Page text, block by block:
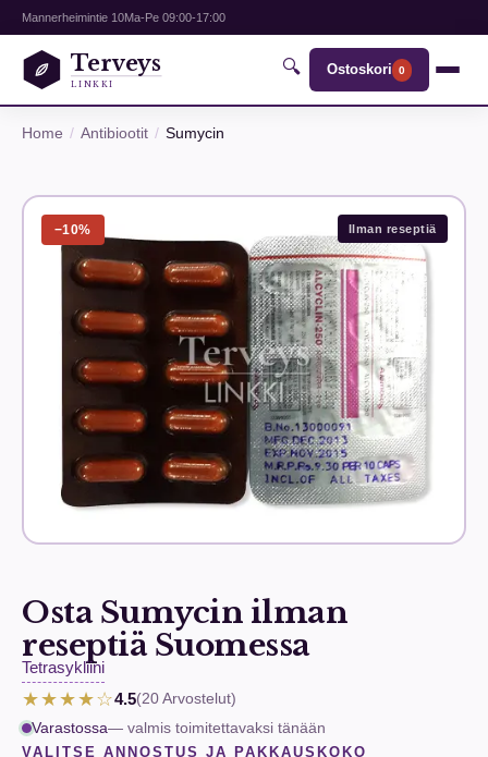
Mannerheimintie 10Ma-Pe 09:00-17:00
Terveys
LINKKI
🔍 Ostoskori 0
Home Antibiootit Sumycin
−10% Ilman reseptiä
Osta Sumycin ilman
reseptiä Suomessa
Tetrasykliini
★★★★☆4.5(20Arvostelut)
Varastossa— valmis toimitettavaksi tänään
VALITSE ANNOSTUS JA PAKKAUSKOKO